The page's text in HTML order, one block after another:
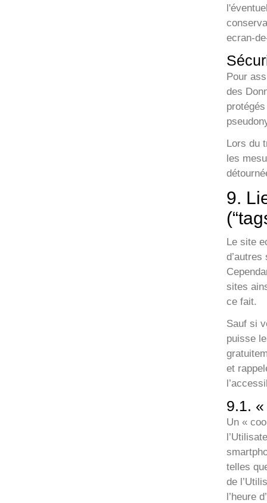
ecran-
Pour
des
Lors du
les
9.
Le site
sites
ce fait.
Sauf si
puisse
et
9.1.
Un «
telles
de
l’heure